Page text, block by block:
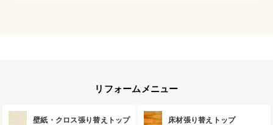
リフォームメニュー
壁紙・クロス張り替えトップ 床材張り替えトップ